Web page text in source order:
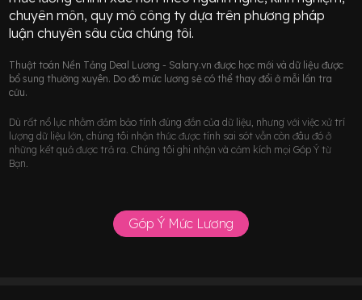
chuyên môn, quy mô công ty dựa trên phương pháp
luận chuyên sâu của chúng tôi.
Thuật toán Nền Tảng Deal Lương - Salary.vn được học mới và dữ liệu được
bổ sung thường xuyên. Do đó mức lương sẽ có thể thay đổi ở mỗi lần tra
cứu.
Dù rất nổ lực nhằm đảm bảo tính đúng đắn của dữ liệu, nhưng với việc xử trí
lượng dữ liệu lớn, chúng tôi nhận thức được tính sai sót vẫn còn đâu đó ở
những kết quả được trả ra. Chúng tôi ghi nhận và cảm kích mọi Góp Ý từ
Bạn.
Góp Ý Mức Lương